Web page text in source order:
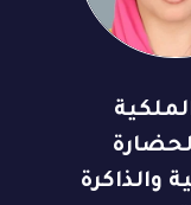
والذاكرة